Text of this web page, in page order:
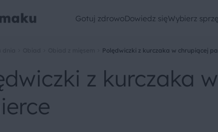
Gotuj zdrowoDowiedz sięWybierz
Polędwiczki z kurczaka w chrupiącej
z kurczaka